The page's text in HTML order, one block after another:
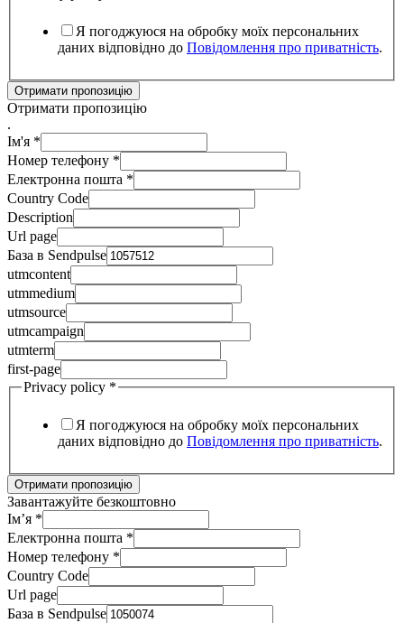
Я погоджуюся на обробку моїх персональних
даних відповідно до Повідомлення про приватність.
Отримати пропозицію
Отримати пропозицію
.
Ім'я *
Номер телефону *
Електронна пошта *
Country Code
Description
Url page
База в Sendpulse
utmcontent
utmmedium
utmsource
utmcampaign
utmterm
first-page
Privacy policy *
Я погоджуюся на обробку моїх персональних
даних відповідно до Повідомлення про приватність.
Отримати пропозицію
Завантажуйте безкоштовно
Ім’я *
Електронна пошта *
Номер телефону *
Country Code
Url page
База в Sendpulse